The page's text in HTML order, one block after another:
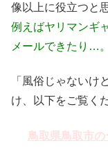
像以上に役立つと
例えばヤリマンギ
メールできたり…
「風俗じゃないけ
け、以下をご覧く
鳥取県鳥取市